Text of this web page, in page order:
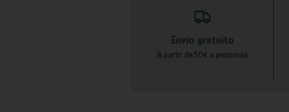
Envío gratuito
A partir de 50€ a península